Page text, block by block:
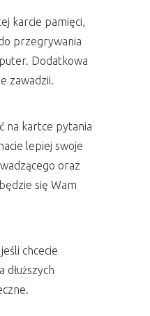
karcie pamięci,
przegrywania
Dodatkowa
zawadzii.
na kartce pytania
lepiej swoje
oraz
się Wam
chcecie